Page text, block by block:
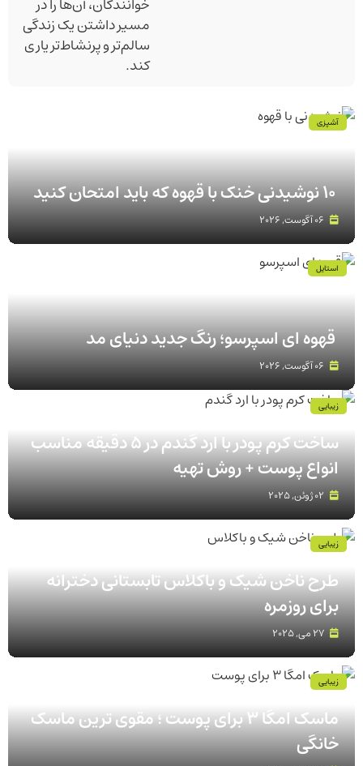
مسیر داشتن یک زندگی
سالم‌تر و پرنشاط‌تر یاری
کند.
۱۰ نوشیدنی خنک با قهوه که باید امتحان کنید
06 آگوست, 2026
آشپزی
قهوه‌ ای اسپرسو؛ رنگ جدید دنیای مد
06 آگوست, 2026
استایل
ساخت کرم پودر با ارد گندم در ۵ دقیقه مناسب
انواع پوست‌ + روش تهیه
02 ژوئن, 2025
زیبایی
طرح ناخن شیک و باکلاس تابستانی دخترانه
برای روزمره
27 می, 2025
زیبایی
ماسک امگا 3 برای پوست ؛ مقوی ترین ماسک
خانگی
زیبایی